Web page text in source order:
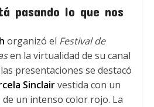
pasando lo que nos
organizó el Festival de
en la virtualidad de su canal
presentaciones se destacó
Sinclairvestida con un
un intenso color rojo. La